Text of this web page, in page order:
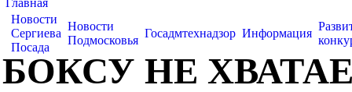
Главная
Новости
Сергиева
Посада
Новости
Подмосковья
Госадмтехнадзор Информация
БОКСУ НЕ